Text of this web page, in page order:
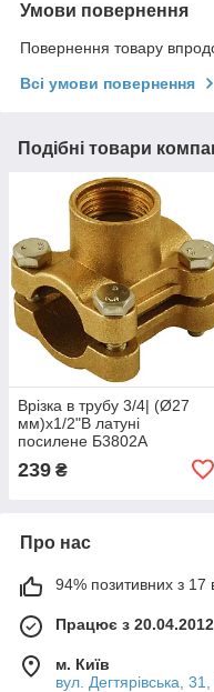
Умови повернення
Повернення товару
Всі умови повернення
Подібні товари
Врізка в трубу 3/4| (Ø27
мм)х1/2"В латуні
посилене Б3802А
239 ₴
Про нас
94% позитивних з 17
Працює з 20.04.2012
м. Київ
вул. Дегтярівська,